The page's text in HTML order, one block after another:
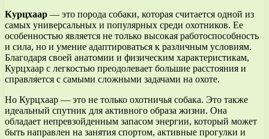
Курцхаар — это порода собаки, которая считается одной из
самых универсальных и популярных среди охотников. Ее
особенностью является не только высокая работоспособность
и сила, но и умение адаптироваться к различным условиям.
Благодаря своей анатомии и физическим характеристикам,
Курцхаар с легкостью преодолевает большие расстояния и
справляется с самыми сложными задачами на охоте.
Но Курцхаар — это не только охотничья собака. Это также
идеальный спутник для активного образа жизни. Она
обладает непревзойденным запасом энергии, который может
быть направлен на занятия спортом, активные прогулки и